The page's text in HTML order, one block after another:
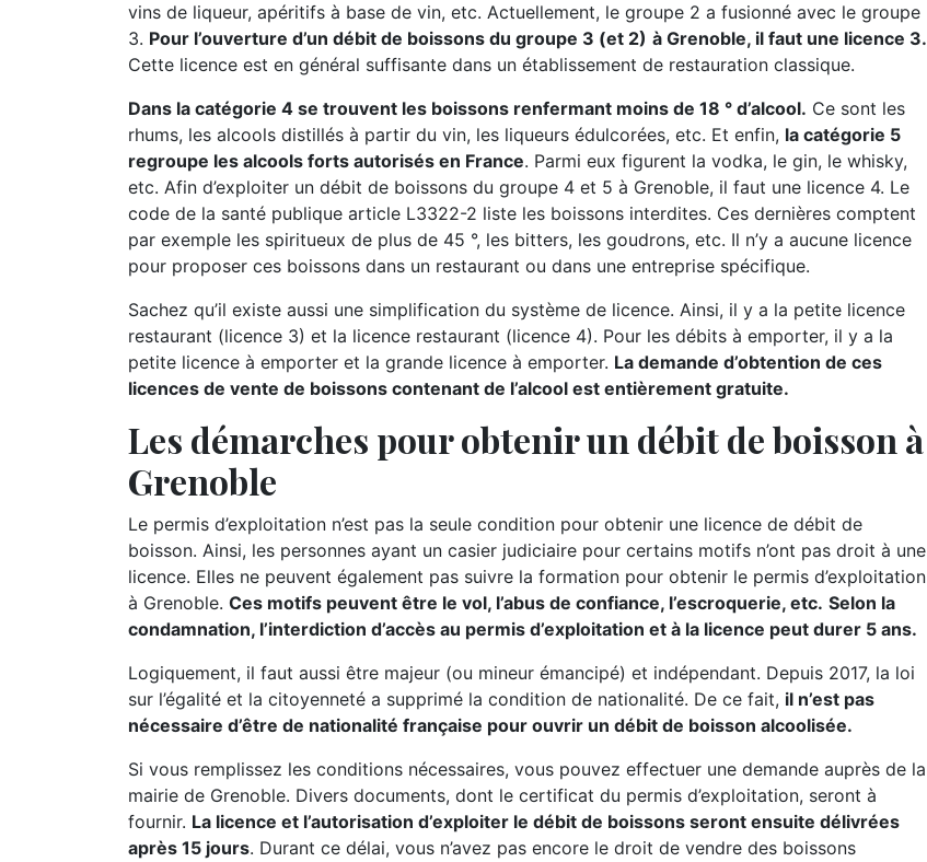
vins de liqueur, apéritifs à base de vin, etc. Actuellement, le groupe 2 a fusionné avec le groupe
3. Pour l’ouverture d’un débit de boissons du groupe 3 (et 2) à Grenoble, il faut une licence 3.
Cette licence est en général suffisante dans un établissement de restauration classique.
Dans la catégorie 4 se trouvent les boissons renfermant moins de 18 ° d’alcool. Ce sont les
rhums, les alcools distillés à partir du vin, les liqueurs édulcorées, etc. Et enfin, la catégorie 5
regroupe les alcools forts autorisés en France. Parmi eux figurent la vodka, le gin, le whisky,
etc. Afin d’exploiter un débit de boissons du groupe 4 et 5 à Grenoble, il faut une licence 4. Le
code de la santé publique article L3322-2 liste les boissons interdites. Ces dernières comptent
par exemple les spiritueux de plus de 45 °, les bitters, les goudrons, etc. Il n’y a aucune licence
pour proposer ces boissons dans un restaurant ou dans une entreprise spécifique.
Sachez qu’il existe aussi une simplification du système de licence. Ainsi, il y a la petite licence
restaurant (licence 3) et la licence restaurant (licence 4). Pour les débits à emporter, il y a la
petite licence à emporter et la grande licence à emporter. La demande d’obtention de ces
licences de vente de boissons contenant de l’alcool est entièrement gratuite.
Les démarches pour obtenir un débit de boisson à
Grenoble
Le permis d’exploitation n’est pas la seule condition pour obtenir une licence de débit de
boisson. Ainsi, les personnes ayant un casier judiciaire pour certains motifs n’ont pas droit à une
licence. Elles ne peuvent également pas suivre la formation pour obtenir le permis d’exploitation
à Grenoble. Ces motifs peuvent être le vol, l’abus de confiance, l’escroquerie, etc. Selon la
condamnation, l’interdiction d’accès au permis d’exploitation et à la licence peut durer 5 ans.
Logiquement, il faut aussi être majeur (ou mineur émancipé) et indépendant. Depuis 2017, la loi
sur l’égalité et la citoyenneté a supprimé la condition de nationalité. De ce fait, il n’est pas
nécessaire d’être de nationalité française pour ouvrir un débit de boisson alcoolisée.
Si vous remplissez les conditions nécessaires, vous pouvez effectuer une demande auprès de la
mairie de Grenoble. Divers documents, dont le certificat du permis d’exploitation, seront à
fournir. La licence et l’autorisation d’exploiter le débit de boissons seront ensuite délivrées
après 15 jours. Durant ce délai, vous n’avez pas encore le droit de vendre des boissons